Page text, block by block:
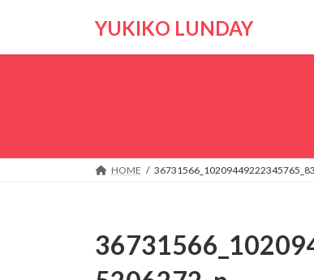
YUKIKO LUNDAY
HOME